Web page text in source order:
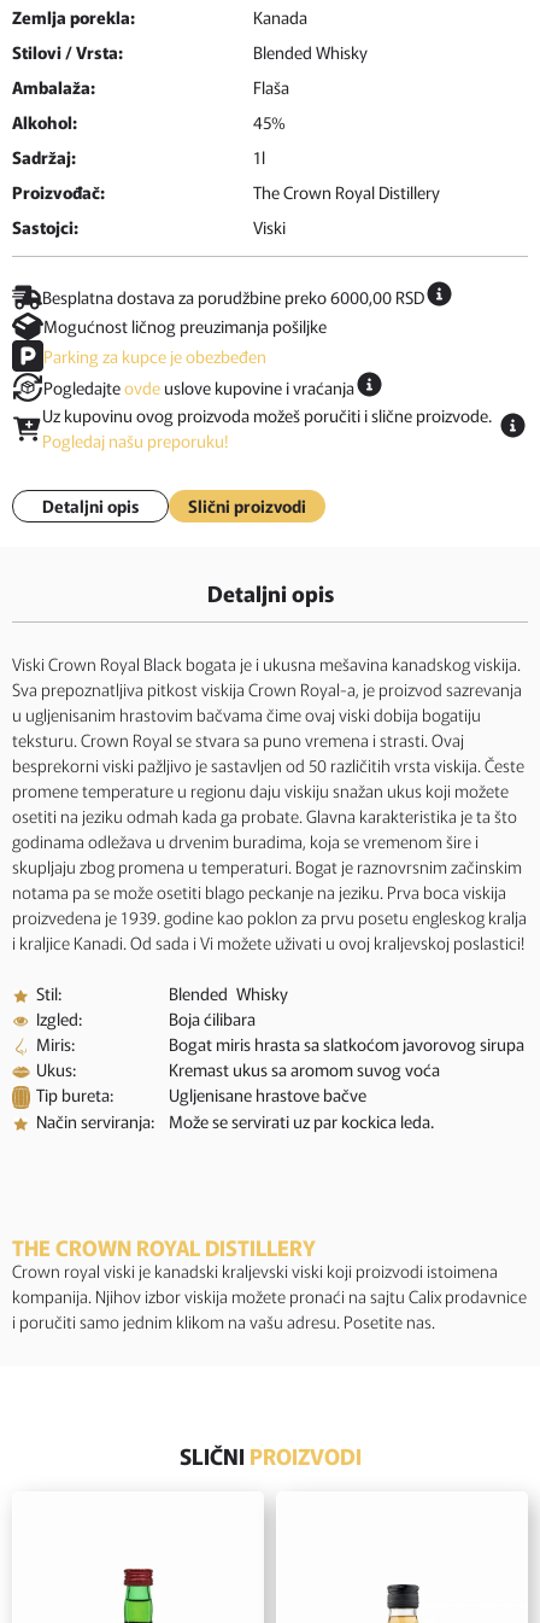
Zemlja porekla:
Kanada
Stilovi / Vrsta:
Blended Whisky
Ambalaža:
Flaša
Alkohol:
45%
Sadržaj:
1l
Proizvođač:
The Crown Royal Distillery
Sastojci:
Viski
Besplatna dostava za porudžbine preko 6000,00 RSD
Mogućnost ličnog preuzimanja pošiljke
Parking za kupce je obezbeđen
Pogledajteovde uslove kupovine i vraćanja
Uz kupovinu ovog proizvoda možeš poručiti i slične proizvode.
Pogledaj našu preporuku!
Detaljni opis Slični proizvodi
Detaljni opis
Viski Crown Royal Black bogata je i ukusna mešavina kanadskog viskija.
Sva prepoznatljiva pitkost viskija Crown Royal-a, je proizvod sazrevanja
u ugljenisanim hrastovim bačvama čime ovaj viski dobija bogatiju
teksturu. Crown Royal se stvara sa puno vremena i strasti. Ovaj
besprekorni viski pažljivo je sastavljen od 50 različitih vrsta viskija. Česte
promene temperature u regionu daju viskiju snažan ukus koji možete
osetiti na jeziku odmah kada ga probate. Glavna karakteristika je ta što
godinama odležava u drvenim buradima, koja se vremenom šire i
skupljaju zbog promena u temperaturi. Bogat je raznovrsnim začinskim
notama pa se može osetiti blago peckanje na jeziku. Prva boca viskija
proizvedena je 1939. godine kao poklon za prvu posetu engleskog kralja
i kraljice Kanadi. Od sada i Vi možete uživati u ovoj kraljevskoj poslastici!
Stil:
Blended Whisky
Izgled:
Boja ćilibara
Miris:
Bogat miris hrasta sa slatkoćom javorovog sirupa
Ukus:
Kremast ukus sa aromom suvog voća
Tip bureta:
Ugljenisane hrastove bačve
Način serviranja:
Može se servirati uz par kockica leda.
THE CROWN ROYAL DISTILLERY
Crown royal viski je kanadski kraljevski viski koji proizvodi istoimena
kompanija. Njihov izbor viskija možete pronaći na sajtu Calix prodavnice
i poručiti samo jednim klikom na vašu adresu. Posetite nas.
SLIČNI PROIZVODI